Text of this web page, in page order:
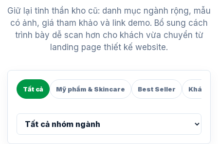
Giữ lại tinh thần kho cũ: danh mục ngành rộng, mẫu
có ảnh, giá tham khảo và link demo. Bổ sung cách
trình bày dễ scan hơn cho khách vừa chuyển từ
landing page thiết kế website.
Tất cả Mỹ phẩm & Skincare Best Seller Khách